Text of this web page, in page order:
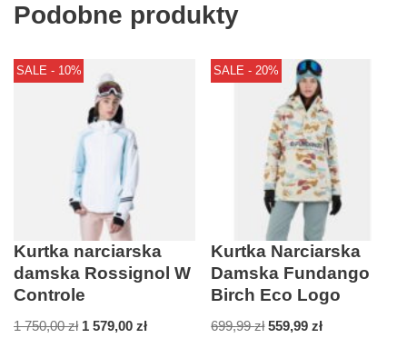
Podobne produkty
SALE - 10%
Kurtka narciarska
damska Rossignol W
Controle
1 750,00zł 1 579,00 zł
SALE - 20%
Kurtka Narciarska
Damska Fundango
Birch Eco Logo
699,99zł 559,99zł